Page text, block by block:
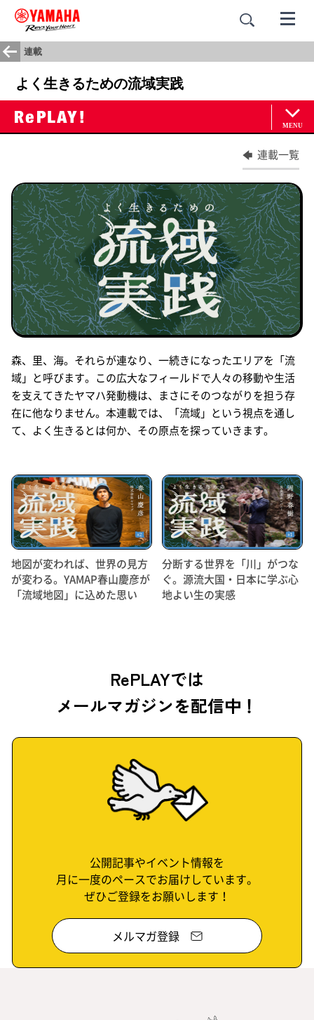
連載
よく生きるための流域実践
連載一覧
森、里、海。それらが連なり、一続きになったエリアを「流
域」と呼びます。この広大なフィールドで人々の移動や生活
を支えてきたヤマハ発動機は、まさにそのつながりを担う存
在に他なりません。本連載では、「流域」という視点を通し
て、よく生きるとは何か、その原点を探っていきます。
地図が変われば、世界の見方
が変わる。YAMAP春山慶彦が
「流域地図」に込めた思い
分断する世界を「川」がつな
ぐ。源流大国・日本に学ぶ心
地よい生の実感
RePLAYでは
メールマガジンを配信中！
公開記事やイベント情報を
月に一度のペースでお届けしています。
ぜひご登録をお願いします！
メルマガ登録